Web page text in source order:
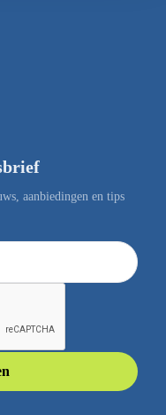
aanbiedingen en tips